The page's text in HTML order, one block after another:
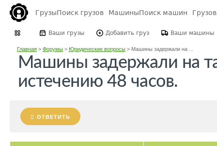
ГрузыПоиск грузов МашиныПоиск машин
Ваши грузы Добавить груз Ваши машины
Главная> Форумы> Юридические вопросы> Машины задержали на ...
Машины задержали на
истечению 48 часов.
ОТВЕТИТЬ